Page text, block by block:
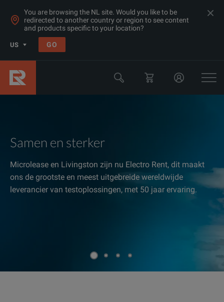
You are browsing the NL site. Would you like to be
redirected to another country or region to see content
and products specific to your location?
US GO
Samen en sterker
Microlease en Livingston zijn nu Electro Rent, dit maakt
ons de grootste en meest uitgebreide wereldwijde
leverancier van testoplossingen, met 50 jaar ervaring.